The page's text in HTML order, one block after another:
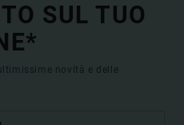
SUL TUO
novità e delle